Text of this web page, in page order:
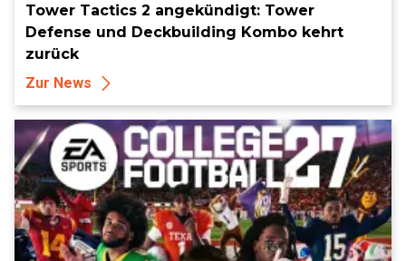
Tower Tactics 2 angekündigt: Tower
Defense und Deckbuilding Kombo kehrt
zurück
Zur News